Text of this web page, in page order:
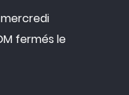
fermés le